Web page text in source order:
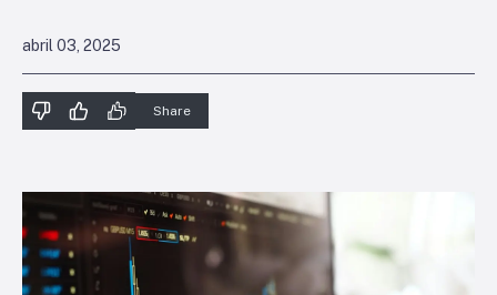
abril 03, 2025
Share